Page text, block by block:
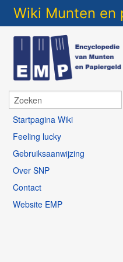
Wiki Munten en
Startpagina Wiki
Feeling lucky
Gebruiksaanwijzing
Over SNP
Contact
Website EMP